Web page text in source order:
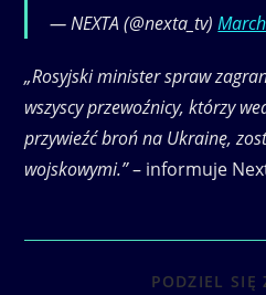
— NEXTA (@nexta_tv)
„Rosyjski minister spraw
wszyscy przewoźnicy, którzy
przywieźć broń na Ukrainę,
wojskowymi.”– informuje
PODZIEL SIĘ